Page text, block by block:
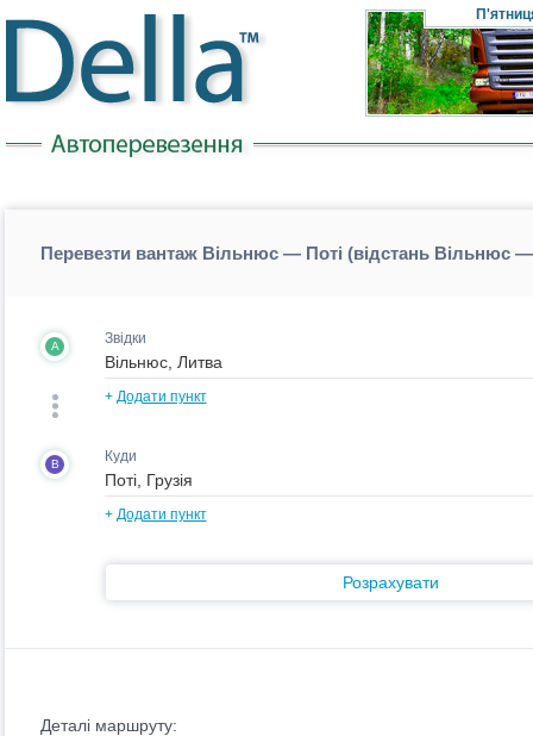
Перевезти вантаж Вільнюс — Поті (відстань Вільнюс —
A Звідки
+ Додати пункт
B Куди
+ Додати пункт
Розрахувати
Деталі маршруту: